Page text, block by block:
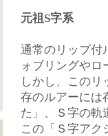
元祖S字系
通常のリップ付
ォブリングや
しかし、この
存のルアーには
た」、Ｓ字の軌
この「Ｓ字アク